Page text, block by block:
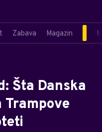
Zabava Magazin
Šta Danska